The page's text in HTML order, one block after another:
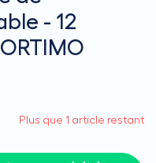
- 12
Plus que 1 article restant